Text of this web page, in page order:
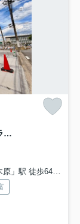
【新築】前橋市関根町 ３号棟(全３棟) グラファーレ 新築建売分譲
」駅 徒歩64分